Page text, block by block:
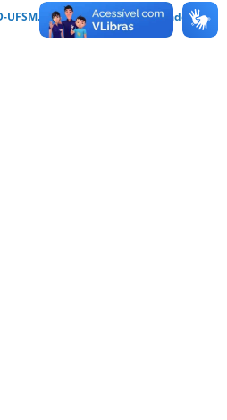
UFSM. Todos os direitos reservados.